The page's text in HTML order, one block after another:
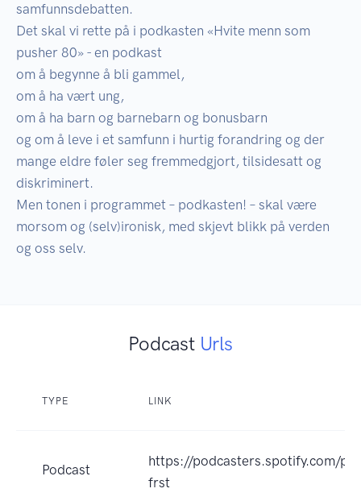
samfunnsdebatten.
Det skal vi rette på i podkasten «Hvite menn som
pusher 80» - en podkast
om å begynne å bli gammel,
om å ha vært ung,
om å ha barn og barnebarn og bonusbarn
og om å leve i et samfunn i hurtig forandring og der
mange eldre føler seg fremmedgjort, tilsidesatt og
diskriminert.
Men tonen i programmet – podkasten! – skal være
morsom og (selv)ironisk, med skjevt blikk på verden
Podcast Urls
TYPE LINK
Podcast
https://podcasters.spotify.com/
frst